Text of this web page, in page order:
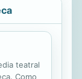
teatral
Como